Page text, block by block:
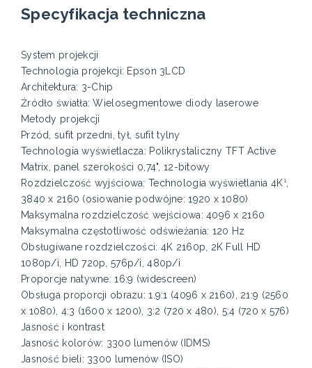
Specyfikacja techniczna
System projekcji
Technologia projekcji: Epson 3LCD
Architektura: 3-Chip
Źródło światła: Wielosegmentowe diody laserowe
Metody projekcji
Przód, sufit przedni, tył, sufit tylny
Technologia wyświetlacza: Polikrystaliczny TFT Active
Matrix, panel szerokości 0,74", 12-bitowy
Rozdzielczość wyjściowa: Technologia wyświetlania 4K¹,
3840 x 2160 (osiowanie podwójne: 1920 x 1080)
Maksymalna rozdzielczość wejściowa: 4096 x 2160
Maksymalna częstotliwość odświeżania: 120 Hz
Obsługiwane rozdzielczości: 4K 2160p, 2K Full HD
1080p/i, HD 720p, 576p/i, 480p/i
Proporcje natywne: 16:9 (widescreen)
Obsługa proporcji obrazu: 1.9:1 (4096 x 2160), 21:9 (2560
x 1080), 4:3 (1600 x 1200), 3:2 (720 x 480), 5:4 (720 x 576)
Jasność i kontrast
Jasność kolorów: 3300 lumenów (IDMS)
Jasność bieli: 3300 lumenów (ISO)